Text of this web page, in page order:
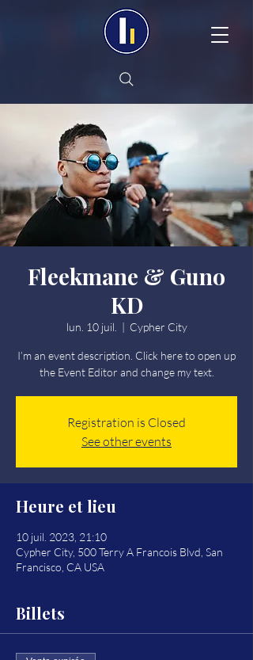
Fleekmane & Guno
KD
lun. 10 juil.
  |
Cypher City
I’m an event description. Click here to open up
the Event Editor and change my text.
Registration is Closed
See other events
Heure et lieu
10 juil. 2023, 21:10
Cypher City, 500 Terry A Francois Blvd, San
Francisco, CA USA
Billets